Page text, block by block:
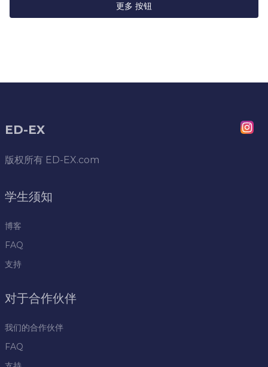
更多 按钮
ED-EX
版权所有 ED-EX.com
学生须知
博客
FAQ
支持
对于合作伙伴
我们的合作伙伴
FAQ